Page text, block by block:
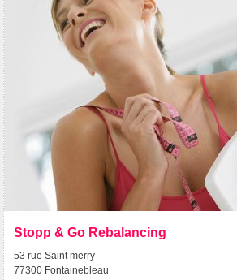
Stopp & Go Rebalancing
53 rue Saint merry
77300 Fontainebleau